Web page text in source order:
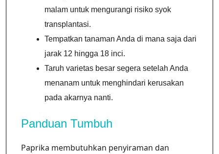
malam untuk mengurangi risiko syok
transplantasi.
Tempatkan tanaman Anda di mana saja dari
jarak 12 hingga 18 inci.
Taruh varietas besar segera setelah Anda
menanam untuk menghindari kerusakan
pada akarnya nanti.
Panduan Tumbuh
Paprika membutuhkan penyiraman dan